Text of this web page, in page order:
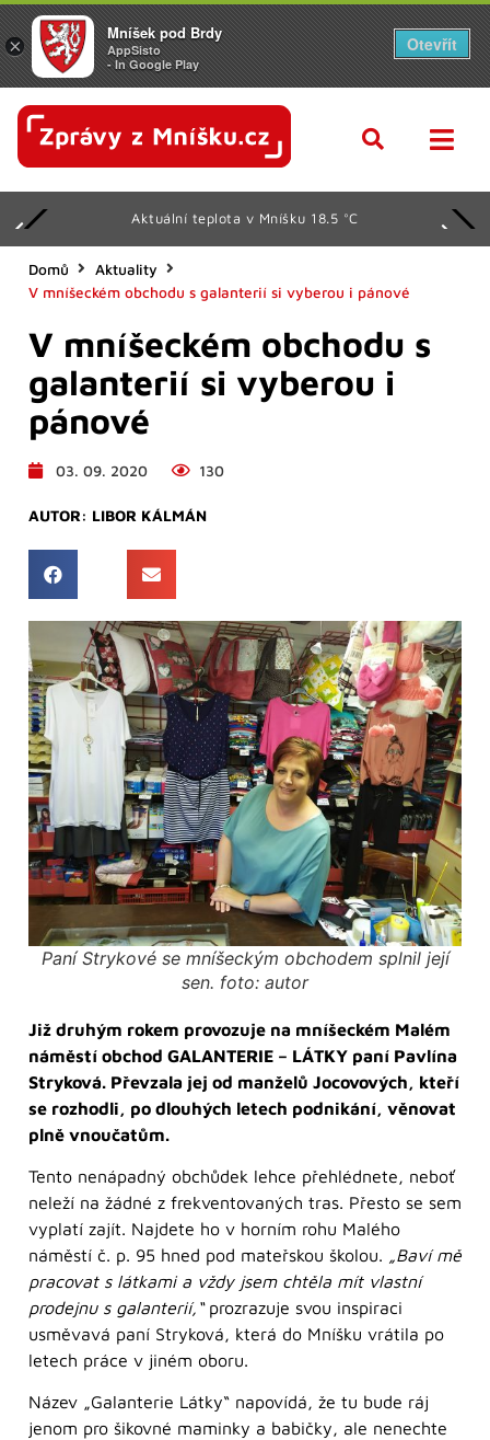
Aktuální teplota v Mníšku 18.5 °C
Domů
Aktuality
V mníšeckém obchodu s galanterií si vyberou i pánové
V mníšeckém obchodu s
galanterií si vyberou i
pánové
03. 09. 2020 130
AUTOR: LIBOR KÁLMÁN
Paní Strykové se mníšeckým obchodem splnil její
sen. foto: autor
Již druhým rokem provozuje na mníšeckém Malém
náměstí obchod GALANTERIE – LÁTKY paní Pavlína
Stryková. Převzala jej od manželů Jocovových, kteří
se rozhodli, po dlouhých letech podnikání, věnovat
plně vnoučatům.
Tento nenápadný obchůdek lehce přehlédnete, neboť
neleží na žádné z frekventovaných tras. Přesto se sem
vyplatí zajít. Najdete ho v horním rohu Malého
náměstí č. p. 95 hned pod mateřskou školou. „Baví mě
pracovat s látkami a vždy jsem chtěla mít vlastní
prodejnu s galanterií,“prozrazuje svou inspiraci
usměvavá paní Stryková, která do Mníšku vrátila po
letech práce v jiném oboru.
Název „Galanterie Látky“ napovídá, že tu bude ráj
jenom pro šikovné maminky a babičky, ale nenechte
×
Mníšek pod Brdy
AppSisto
- In Google Play
Otevřít